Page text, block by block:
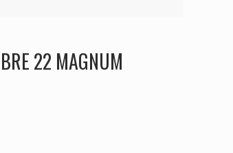
22 MAGNUM